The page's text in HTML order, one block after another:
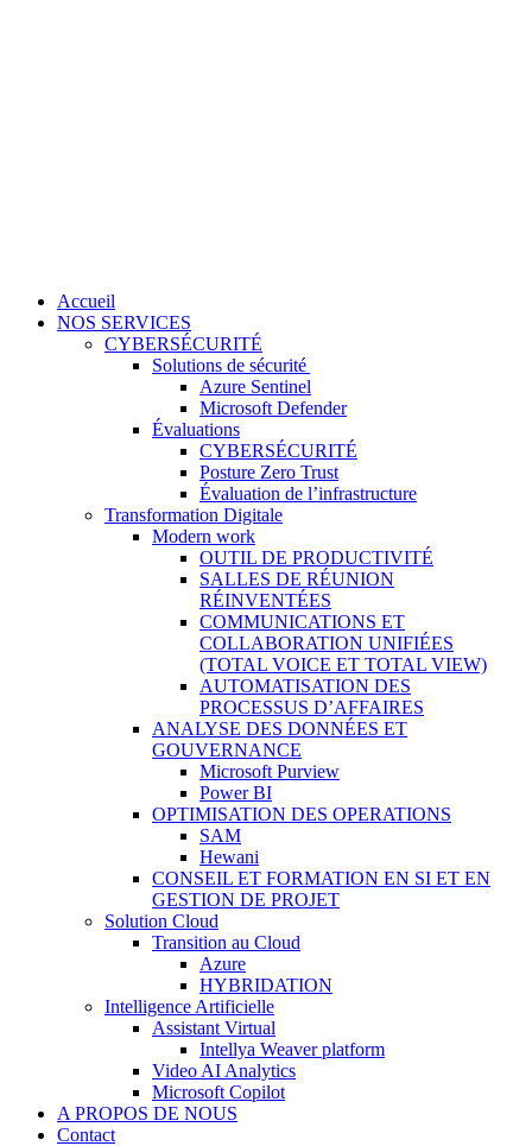
Accueil
NOS SERVICES
CYBERSÉCURITÉ
Solutions de sécurité
Azure Sentinel
Microsoft Defender
Évaluations
CYBERSÉCURITÉ
Posture Zero Trust
Évaluation de l’infrastructure
Transformation Digitale
Modern work
OUTIL DE PRODUCTIVITÉ
SALLES DE RÉUNION
RÉINVENTÉES
COMMUNICATIONS ET
COLLABORATION UNIFIÉES
(TOTAL VOICE ET TOTAL VIEW)
AUTOMATISATION DES
PROCESSUS D’AFFAIRES
ANALYSE DES DONNÉES ET
GOUVERNANCE
Microsoft Purview
Power BI
OPTIMISATION DES OPERATIONS
SAM
Hewani
CONSEIL ET FORMATION EN SI ET EN
GESTION DE PROJET
Solution Cloud
Transition au Cloud
Azure
HYBRIDATION
Intelligence Artificielle
Assistant Virtual
Intellya Weaver platform
Video AI Analytics
Microsoft Copilot
A PROPOS DE NOUS
Contact